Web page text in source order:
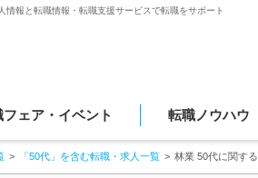
報と転職情報・転職支援サービスで転職をサポート
フェア・イベント 転職ノウハウ
「50代」を含む転職・求人一覧 林業 50代に関す